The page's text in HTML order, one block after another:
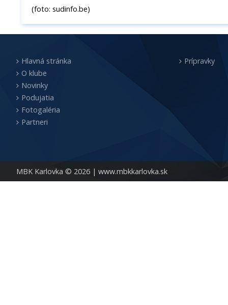
(foto: sudinfo.be)
MBK Karlovka © 2026 | www.mbkkarlovka.sk
Hlavná stránka
O klube
Novinky
Podujatia
Fotogaléria
Partneri
Prípravky